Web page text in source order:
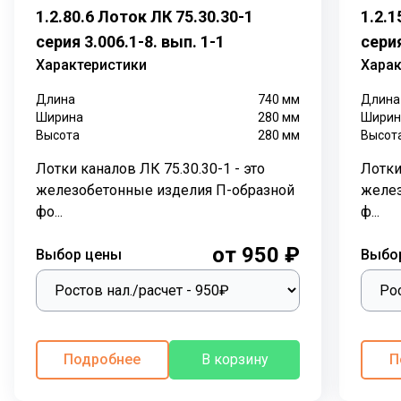
элементов. Лотки кабельныепрокладывают как
снаружи здания, так и внутри.
позволяет обеспечить надежную защиту
трубопровода с трех сторон от внешних
проложенных внутри коммуникаций обеспечивают
плиты перекрытия лотков.Лотки каналов
перекрывают
Бетонные каналы из лотковых элементов выполняют
важную функцию при
прокладывании трубопроводов в различных грунтах с
различные коммуникации надежно защищены в
герметично закрытых лотках каналов ЛК.
1.2.80.6 Лоток ЛК 75.30.30-1
серия 3.006.1-8. вып. 1-1
Характеристики
Длина 740мм
Ширина
280мм
Высота
280мм
Лотки каналов ЛК 75.30.30-1 - это
железобетонные изделия П-образной
фо...
Выбор цены от 950 ₽
Подробнее В корзину
Длина
ф...